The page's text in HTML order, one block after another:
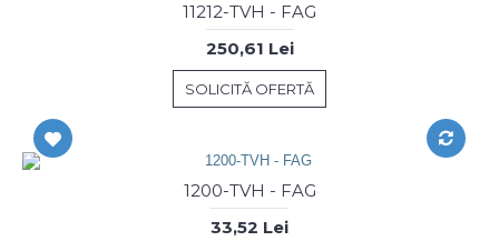
11212-TVH - FAG
250,61 Lei
SOLICITĂ OFERTĂ
1200-TVH - FAG
33,52 Lei